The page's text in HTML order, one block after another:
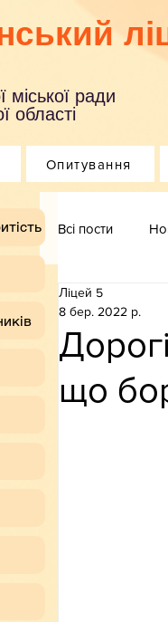
міської ради
області
Опитування
Всі пости
що
Ліцей 5
8 бер. 2022 р.